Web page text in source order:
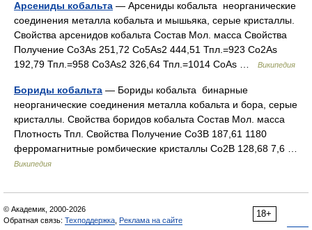
Арсениды кобальта — Арсениды кобальта неорганические
соединения металла кобальта и мышьяка, серые кристаллы.
Свойства арсенидов кобальта Состав Мол. масса Свойства
Получение Co3As 251,72 Co5As2 444,51 Тпл.=923 Co2As
192,79 Тпл.=958 Co3As2 326,64 Тпл.=1014 CoAs …
Википедия
Бориды кобальта — Бориды кобальта бинарные
неорганические соединения металла кобальта и бора, серые
кристаллы. Свойства боридов кобальта Состав Мол. масса
Плотность Тпл. Свойства Получение Co3B 187,61 1180
ферромагнитные ромбические кристаллы Co2B 128,68 7,6 …
Википедия
18+
© Академик, 2000-2026
Обратная связь: Техподдержка Реклама на сайте